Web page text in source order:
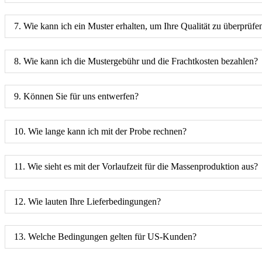
7. Wie kann ich ein Muster erhalten, um Ihre Qualität zu
8. Wie kann ich die Mustergebühr und die Frachtkosten bezahlen?
9. Können Sie für uns entwerfen?
10. Wie lange kann ich mit der Probe rechnen?
11. Wie sieht es mit der Vorlaufzeit für die Massenproduktion aus?
12. Wie lauten Ihre Lieferbedingungen?
13. Welche Bedingungen gelten für US-Kunden?